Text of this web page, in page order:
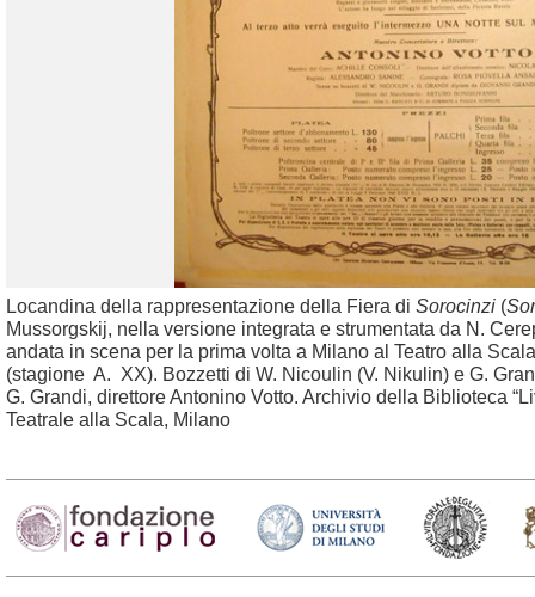
Locandina della rappresentazione della Fiera di Sorocinzi (
Mussorgskij, nella versione integrata e strumentata da N.
andata in scena per la prima volta a Milano al Teatro alla
(stagione A. XX). Bozzetti di W. Nicoulin (V. Nikulin) e G.
G. Grandi, direttore Antonino Votto. Archivio della Biblioteca
Teatrale alla Scala, Milano